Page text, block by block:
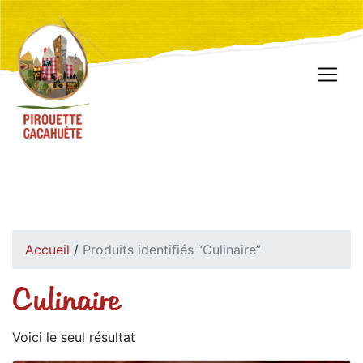
Accueil / Produits identifiés “Culinaire”
Culinaire
Voici le seul résultat